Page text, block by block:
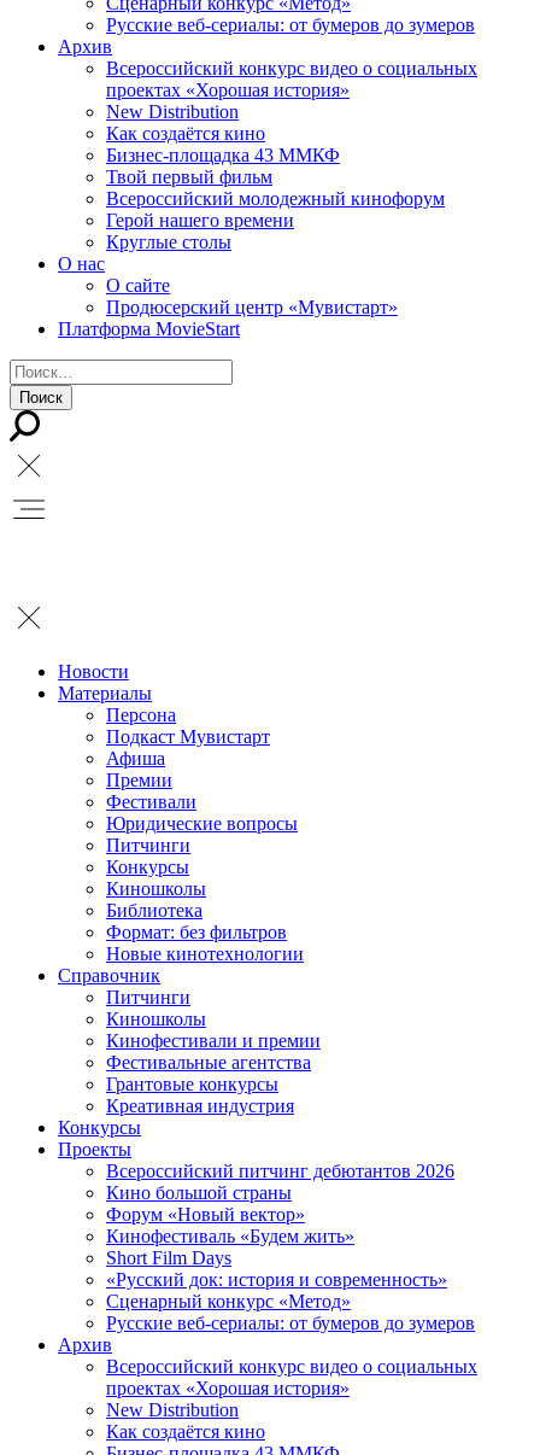
Русские веб-сериалы: от бумеров до зумеров
Архив
Всероссийский конкурс видео о социальных
проектах «Хорошая история»
New Distribution
Как создаётся кино
Бизнес-площадка 43 ММКФ
Твой первый фильм
Всероссийский молодежный кинофорум
Герой нашего времени
Круглые столы
О нас
О сайте
Продюсерский центр «Мувистарт»
Платформа MovieStart
Новости
Материалы
Персона
Подкаст Мувистарт
Афиша
Премии
Фестивали
Юридические вопросы
Питчинги
Конкурсы
Киношколы
Библиотека
Формат: без фильтров
Новые кинотехнологии
Справочник
Питчинги
Киношколы
Кинофестивали и премии
Фестивальные агентства
Грантовые конкурсы
Креативная индустрия
Конкурсы
Проекты
Всероссийский питчинг дебютантов 2026
Кино большой страны
Форум «Новый вектор»
Кинофестиваль «Будем жить»
Short Film Days
«Русский док: история и современность»
Сценарный конкурс «Метод»
Русские веб-сериалы: от бумеров до зумеров
Архив
Всероссийский конкурс видео о социальных
проектах «Хорошая история»
New Distribution
Как создаётся кино